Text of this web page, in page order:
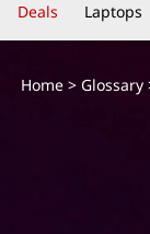
a
r
e
Deals Laptops
Home> Glossary